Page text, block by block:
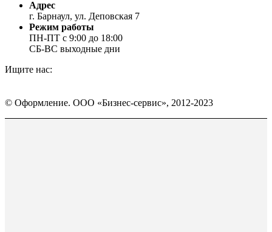
Адрес
г. Барнаул, ул. Деповская 7
Режим работы
ПН-ПТ с 9:00 до 18:00
СБ-ВС выходные дни
Ищите нас:
Вконтакте
открывается
в
WhatsApp
открывается
в
Telegram
открывается
в
© Оформление. ООО «Бизнес-сервис», 2012-2023